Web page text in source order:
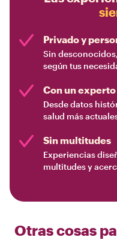
Privado y
Sin
según tus
Con un
Desde datos
salud más
Sin multitudes
Experiencias
multitudes y
Otras cosas